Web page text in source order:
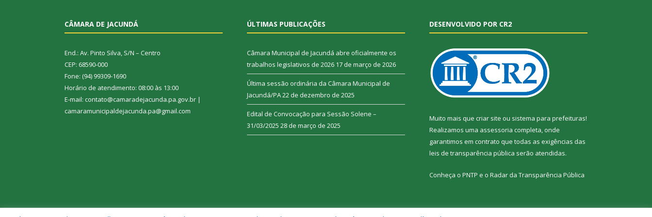
CÂMARA DE JACUNDÁ
End.: Av. Pinto Silva, S/N – Centro
CEP: 68590-000
Fone: (94) 99309-1690
Horário de atendimento: 08:00 às 13:00
E-mail: contato@camaradejacunda.pa.gov.br |
camaramunicipaldejacunda.pa@gmail.com
ÚLTIMAS PUBLICAÇÕES
Câmara Municipal de Jacundá abre oficialmente os
trabalhos legislativos de 2026 17 de março de 2026
Última sessão ordinária da Câmara Municipal de
Jacundá/PA22 de dezembro de 2025
Edital de Convocação para Sessão Solene –
31/03/2025 28 de março de 2025
DESENVOLVIDO POR CR2
Muito mais que criar site ou sistema para prefeituras!
Realizamos uma assessoria completa, onde
garantimos em contrato que todas as exigências das
leis de transparência pública serão atendidas.
Conheça o PNTP e o Radar da Transparência Pública